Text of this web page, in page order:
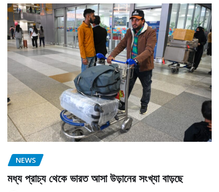
NEWS
মধ্য প্রাচ্য থেকে ভারত আসা উড়ানের সংখ্যা বাড়ছে